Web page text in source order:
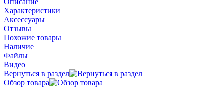
Характеристики
Аксессуары
Отзывы
Похожие товары
Наличие
Файлы
Видео
Вернуться в раздел
Обзор товара